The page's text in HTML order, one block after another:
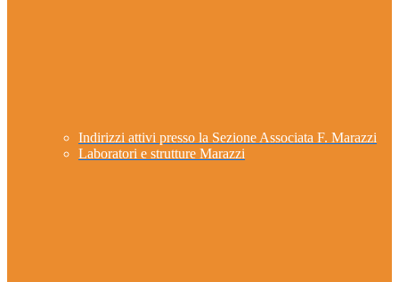
Indirizzi attivi presso la Sezione Associata F. Marazzi
Laboratori e strutture Marazzi